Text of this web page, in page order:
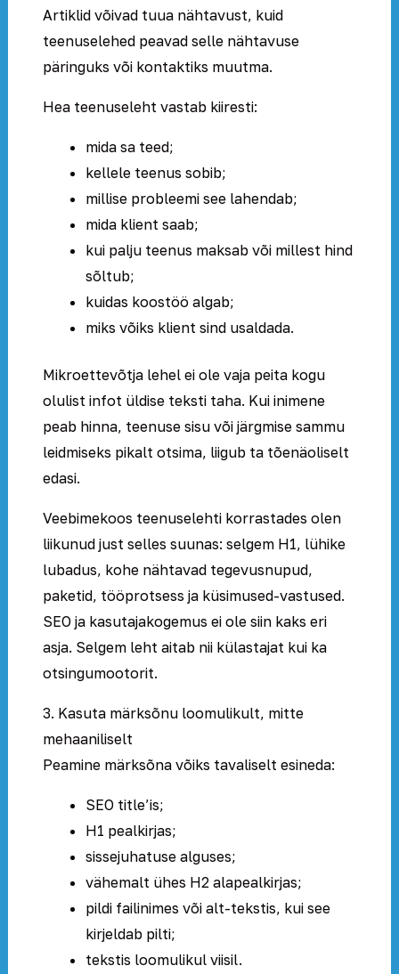
Artiklid võivad tuua nähtavust, kuid
teenuselehed peavad selle nähtavuse
päringuks või kontaktiks muutma.
Hea teenuseleht vastab kiiresti:
mida sa teed;
kellele teenus sobib;
millise probleemi see lahendab;
mida klient saab;
kui palju teenus maksab või millest hind
sõltub;
kuidas koostöö algab;
miks võiks klient sind usaldada.
Mikroettevõtja lehel ei ole vaja peita kogu
olulist infot üldise teksti taha. Kui inimene
peab hinna, teenuse sisu või järgmise sammu
leidmiseks pikalt otsima, liigub ta tõenäoliselt
edasi.
Veebimekoos teenuselehti korrastades olen
liikunud just selles suunas: selgem H1, lühike
lubadus, kohe nähtavad tegevusnupud,
paketid, tööprotsess ja küsimused-vastused.
SEO ja kasutajakogemus ei ole siin kaks eri
asja. Selgem leht aitab nii külastajat kui ka
otsingumootorit.
3. Kasuta märksõnu loomulikult, mitte
mehaaniliselt
Peamine märksõna võiks tavaliselt esineda:
SEO title’is;
H1 pealkirjas;
sissejuhatuse alguses;
vähemalt ühes H2 alapealkirjas;
pildi failinimes või alt-tekstis, kui see
kirjeldab pilti;
tekstis loomulikul viisil.